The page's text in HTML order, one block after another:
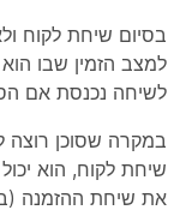
בסיום שיחת לקוח
למצב הזמין שבו
לשיחה נכנסת אם
במקרה שסוכן
שיחת לקוח, הוא